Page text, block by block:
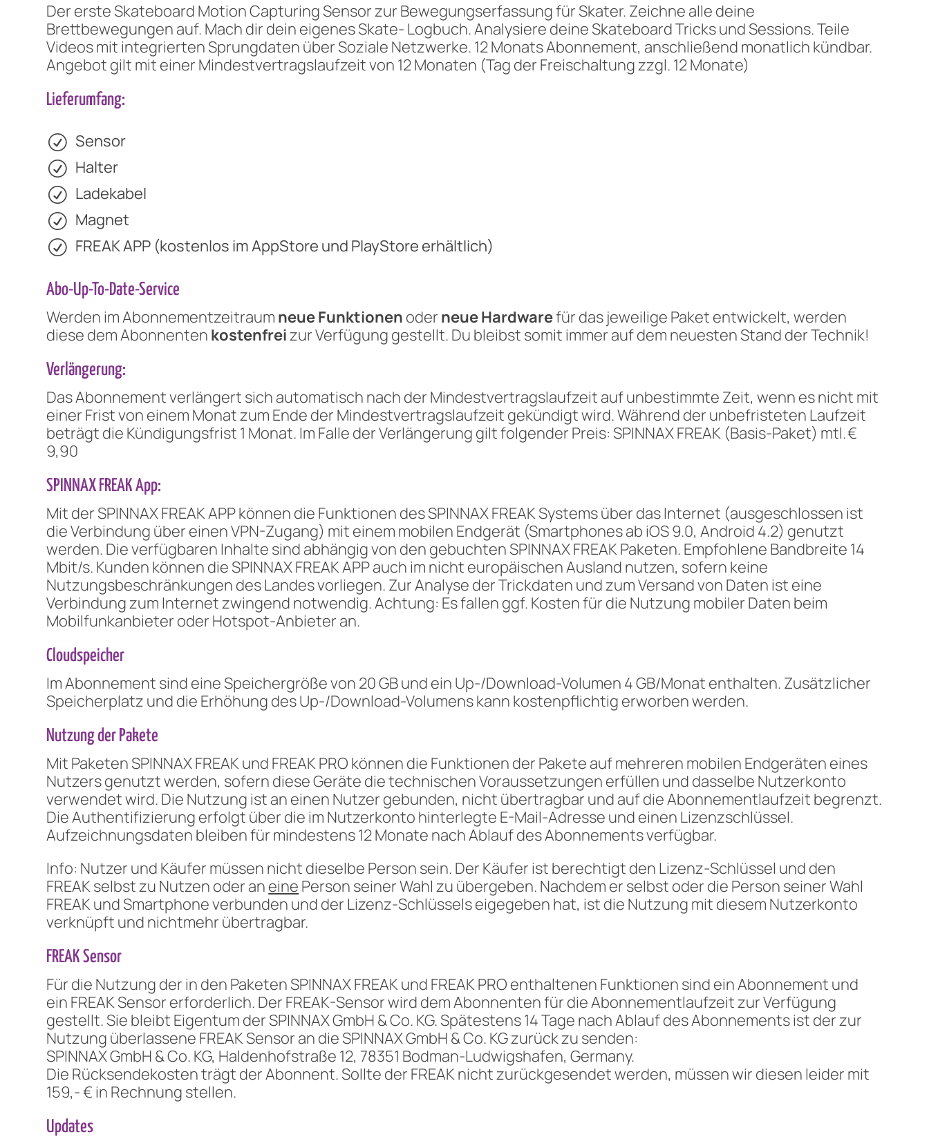
Der erste Skateboard Motion Capturing Sensor zur Bewegungserfassung für Skater. Zeichne alle deine
Brettbewegungen auf. Mach dir dein eigenes Skate- Logbuch. Analysiere deine Skateboard Tricks und Sessions. Teile
Videos mit integrierten Sprungdaten über Soziale Netzwerke. 12 Monats Abonnement, anschließend monatlich kündbar.
Angebot gilt mit einer Mindestvertragslaufzeit von 12 Monaten (Tag der Freischaltung zzgl. 12 Monate)
Lieferumfang:
Sensor
Halter
Ladekabel
Magnet
FREAK APP (kostenlos im AppStore und PlayStore erhältlich)
Abo-Up-To-Date-Service
Werden im Abonnementzeitraum neue Funktionen oder neue Hardwarefür das jeweilige Paket entwickelt, werden
diese dem Abonnenten kostenfreizur Verfügung gestellt. Du bleibst somit immer auf dem neuesten Stand der Technik!
Verlängerung:
Das Abonnement verlängert sich automatisch nach der Mindestvertragslaufzeit auf unbestimmte Zeit, wenn es nicht mit
einer Frist von einem Monat zum Ende der Mindestvertragslaufzeit gekündigt wird. Während der unbefristeten Laufzeit
beträgt die Kündigungsfrist 1 Monat. Im Falle der Verlängerung gilt folgender Preis: SPINNAX FREAK (Basis-Paket) mtl. €
9,90
SPINNAX FREAK App:
Mit der SPINNAX FREAK APP können die Funktionen des SPINNAX FREAK Systems über das Internet (ausgeschlossen ist
die Verbindung über einen VPN-Zugang) mit einem mobilen Endgerät (Smartphones ab iOS 9.0, Android 4.2) genutzt
werden. Die verfügbaren Inhalte sind abhängig von den gebuchten SPINNAX FREAK Paketen. Empfohlene Bandbreite 14
Mbit/s. Kunden können die SPINNAX FREAK APP auch im nicht europäischen Ausland nutzen, sofern keine
Nutzungsbeschränkungen des Landes vorliegen. Zur Analyse der Trickdaten und zum Versand von Daten ist eine
Verbindung zum Internet zwingend notwendig. Achtung: Es fallen ggf. Kosten für die Nutzung mobiler Daten beim
Mobilfunkanbieter oder Hotspot-Anbieter an.
Cloudspeicher
Im Abonnement sind eine Speichergröße von 20 GB und ein Up-/Download-Volumen 4 GB/Monat enthalten. Zusätzlicher
Speicherplatz und die Erhöhung des Up-/Download-Volumens kann kostenpflichtig erworben werden.
Nutzung der Pakete
Mit Paketen SPINNAX FREAK und FREAK PRO können die Funktionen der Pakete auf mehreren mobilen Endgeräten eines
Nutzers genutzt werden, sofern diese Geräte die technischen Voraussetzungen erfüllen und dasselbe Nutzerkonto
verwendet wird. Die Nutzung ist an einen Nutzer gebunden, nicht übertragbar und auf die Abonnementlaufzeit begrenzt.
Die Authentifizierung erfolgt über die im Nutzerkonto hinterlegte E-Mail-Adresse und einen Lizenzschlüssel.
Aufzeichnungsdaten bleiben für mindestens 12 Monate nach Ablauf des Abonnements verfügbar.
Info: Nutzer und Käufer müssen nicht dieselbe Person sein. Der Käufer ist berechtigt den Lizenz-Schlüssel und den
FREAK selbst zu Nutzen oder an eine Person seiner Wahl zu übergeben. Nachdem er selbst oder die Person seiner Wahl
FREAK und Smartphone verbunden und der Lizenz-Schlüssels eigegeben hat, ist die Nutzung mit diesem Nutzerkonto
verknüpft und nichtmehr übertragbar.
FREAK Sensor
Für die Nutzung der in den Paketen SPINNAX FREAK und FREAK PRO enthaltenen Funktionen sind ein Abonnement und
ein FREAK Sensor erforderlich. Der FREAK-Sensor wird dem Abonnenten für die Abonnementlaufzeit zur Verfügung
gestellt. Sie bleibt Eigentum der SPINNAX GmbH & Co. KG. Spätestens 14 Tage nach Ablauf des Abonnements ist der zur
Nutzung überlassene FREAK Sensor an die SPINNAX GmbH & Co. KG zurück zu senden:
SPINNAX GmbH & Co. KG, Haldenhofstraße 12, 78351 Bodman-Ludwigshafen, Germany.
Die Rücksendekosten trägt der Abonnent. Sollte der FREAK nicht zurückgesendet werden, müssen wir diesen leider mit
159,- € in Rechnung stellen.
Updates